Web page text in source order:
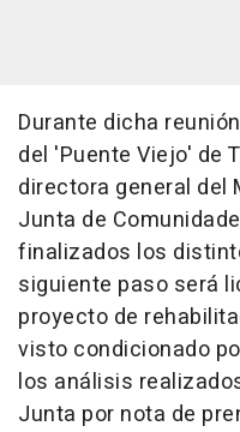
Durante dicha
del 'Puente Viejo' de
directora general del
Junta de
finalizados los
siguiente paso será
proyecto de
visto condicionado
los análisis
Junta por nota de